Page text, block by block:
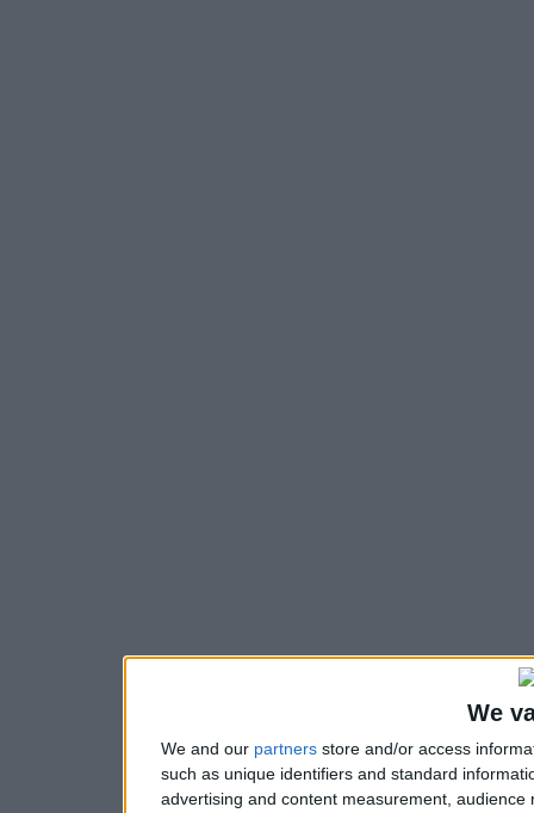
We
We and our partners store and/or access
such as unique identifiers and standard
advertising and content measurement,